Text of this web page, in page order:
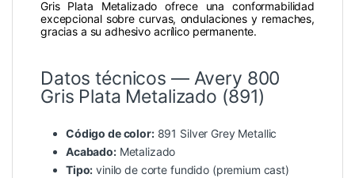
Gris Plata Metalizado ofrece una conformabilidad
excepcional sobre curvas, ondulaciones y remaches,
gracias a su adhesivo acrílico permanente.
Datos técnicos — Avery 800
Gris Plata Metalizado (891)
Código de color:891 Silver Grey Metallic
Acabado:Metalizado
Tipo: vinilo de corte fundido (premium cast)